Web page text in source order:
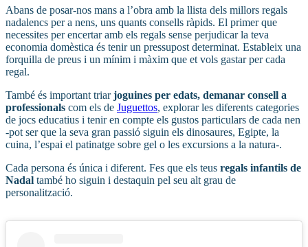
Abans de posar-nos mans a l’obra amb la llista dels millors regals
nadalencs per a nens, uns quants consells ràpids. El primer que
necessites per encertar amb els regals sense perjudicar la teva
economia domèstica és tenir un pressupost determinat. Estableix una
forquilla de preus i un mínim i màxim que et vols gastar per cada
regal.
També és important triarjoguines per edats, demanar consell a
professionals com els de Juguettos, explorar les diferents categories
de jocs educatius i tenir en compte els gustos particulars de cada nen
-pot ser que la seva gran passió siguin els dinosaures, Egipte, la
cuina, l’espai el patinatge sobre gel o les excursions a la natura-.
Cada persona és única i diferent. Fes que els teus regals infantils de
Nadal també ho siguin i destaquin pel seu alt grau de
personalització.